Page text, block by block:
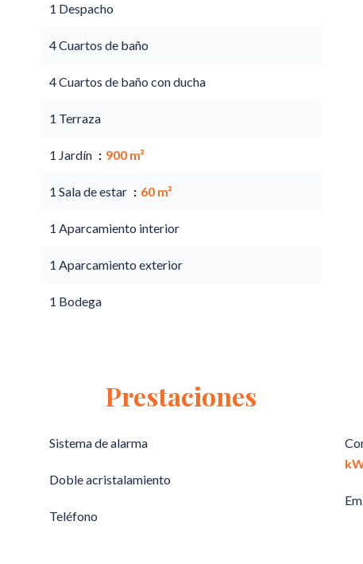
1 Despacho
4 Cuartos de baño
4 Cuartos de baño con ducha
1 Terraza
1 Jardín 900 m²
1 Sala de estar 60 m²
1 Aparcamiento interior
1 Aparcamiento exterior
1 Bodega
Prestaciones
Sistema de alarma
Doble acristalamiento
Teléfono